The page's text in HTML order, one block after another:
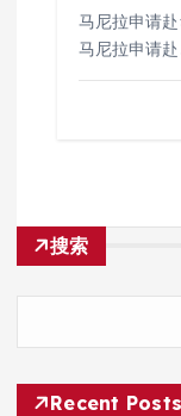
马尼拉申请
马尼拉申请
搜索
Recent Posts